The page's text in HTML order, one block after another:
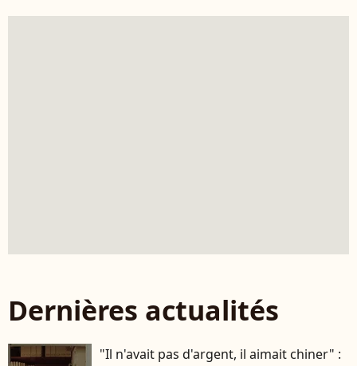
Dernières actualités
"Il n'avait pas d'argent, il aimait chiner" :